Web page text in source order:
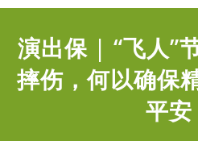
导
演出保 | “飞人”
摔伤，何以确保
平安